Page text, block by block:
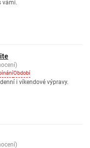
vámi.
Období
i víkendové výpravy.